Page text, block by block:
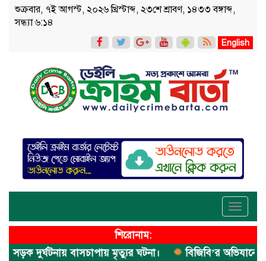
শুক্রবার, ৭ই আগস্ট, ২০২৬ খ্রিস্টাব্দ, ২৩শে শ্রাবণ, ১৪৩৩ বঙ্গাব্দ,
সন্ধ্যা ৬:১৪
English
Toggle
শিরোনাম:
দুর্ঘটনায় বাসচাপায় মৃত্যুর ঘটনা।
বিজিবি’র অভিযানে ইয়াবা